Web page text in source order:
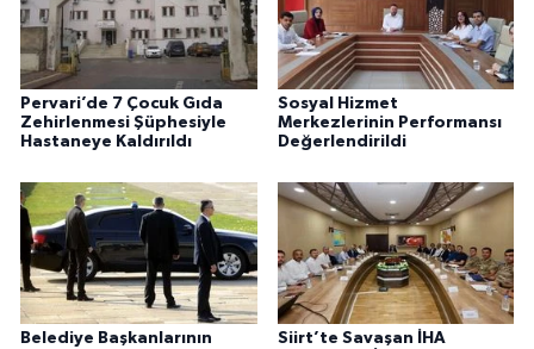
Pervari’de 7 Çocuk Gıda
Zehirlenmesi Şüphesiyle
Hastaneye Kaldırıldı
Sosyal Hizmet
Merkezlerinin Performansı
Değerlendirildi
Belediye Başkanlarının
Siirt’te Savaşan İHA